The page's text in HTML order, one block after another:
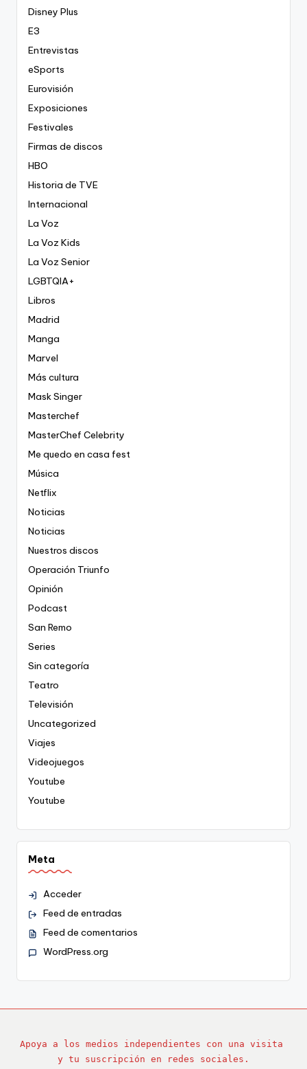
Disney Plus
E3
Entrevistas
eSports
Eurovisión
Exposiciones
Festivales
Firmas de discos
HBO
Historia de TVE
Internacional
La Voz
La Voz Kids
La Voz Senior
LGBTQIA+
Libros
Madrid
Manga
Marvel
Más cultura
Mask Singer
Masterchef
MasterChef Celebrity
Me quedo en casa fest
Música
Netflix
Noticias
Noticias
Nuestros discos
Operación Triunfo
Opinión
Podcast
San Remo
Series
Sin categoría
Teatro
Televisión
Uncategorized
Viajes
Videojuegos
Youtube
Youtube
Meta
Acceder
Feed de entradas
Feed de comentarios
WordPress.org
Apoya a los medios independientes con una visita
y tu suscripción en redes sociales.